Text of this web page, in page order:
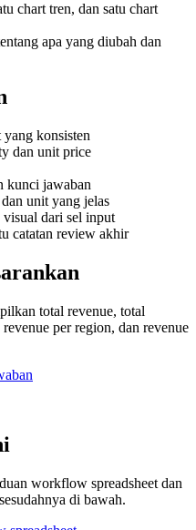
chart tren, dan satu chart
apa yang diubah dan
konsisten
dan unit price
kunci jawaban
unit yang jelas
visual dari sel input
catatan review akhir
total revenue, total
per region, dan revenue
workflow spreadsheet dan
di bawah.